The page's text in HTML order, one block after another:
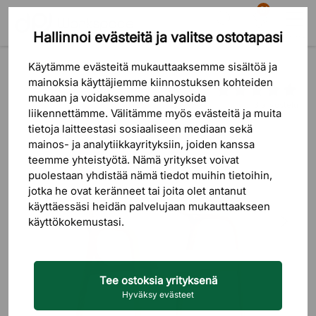
Hallinnoi evästeitä ja valitse ostotapasi
Käytämme evästeitä mukauttaaksemme sisältöä ja
mainoksia käyttäjiemme kiinnostuksen kohteiden
mukaan ja voidaksemme analysoida
liikennettämme. Välitämme myös evästeitä ja muita
tietoja laitteestasi sosiaaliseen mediaan sekä
mainos- ja analytiikkayrityksiin, joiden kanssa
teemme yhteistyötä. Nämä yritykset voivat
puolestaan ​​yhdistää nämä tiedot muihin tietoihin,
jotka he ovat keränneet tai joita olet antanut
käyttäessäsi heidän palvelujaan mukauttaakseen
käyttökokemustasi.
Tee ostoksia yrityksenä
Hyväksy evästeet
Etsi
81
Ostoskori